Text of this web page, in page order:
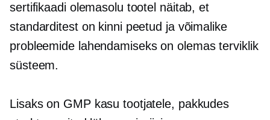
sertifikaadi olemasolu tootel näitab, et
standarditest on kinni peetud ja võimalike
probleemide lahendamiseks on olemas terviklik
süsteem.
Lisaks on GMP kasu tootjatele, pakkudes